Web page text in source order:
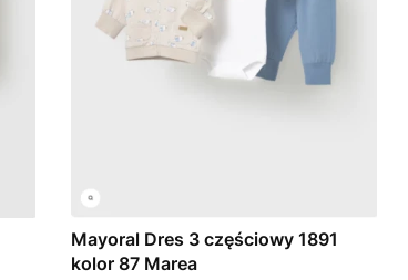
Mayoral Dres 3 częściowy 1891
kolor 87 Marea